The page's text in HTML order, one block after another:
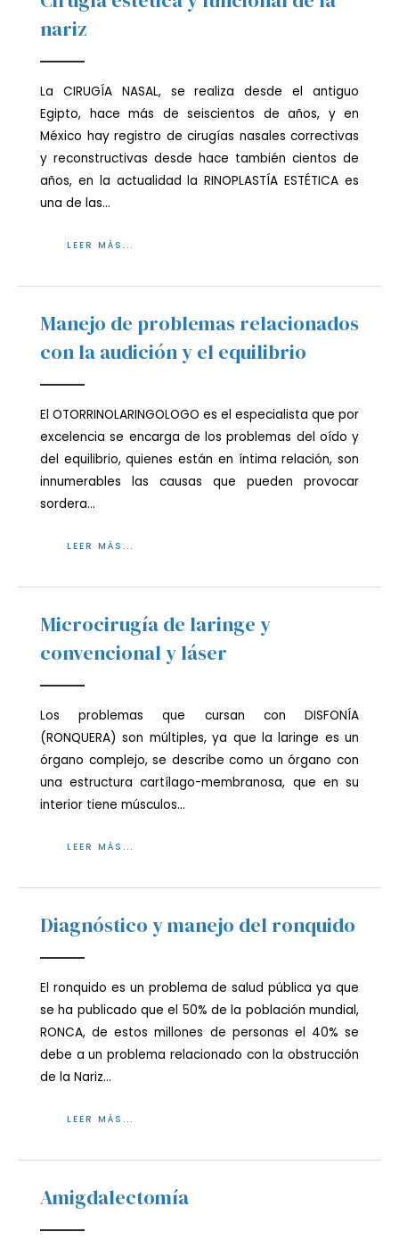
nariz
La CIRUGÍA NASAL, se realiza desde el antiguo
Egipto, hace más de seiscientos de años, y en
México hay registro de cirugías nasales correctivas
y reconstructivas desde hace también cientos de
años, en la actualidad la RINOPLASTÍA ESTÉTICA es
una de las…
LEER MÁS...
Manejo de problemas relacionados
con la audición y el equilibrio
El OTORRINOLARINGOLOGO es el especialista que por
excelencia se encarga de los problemas del oído y
del equilibrio, quienes están en íntima relación, son
innumerables las causas que pueden provocar
sordera…
LEER MÁS...
Microcirugía de laringe y
convencional y láser
Los problemas que cursan con DISFONÍA
(RONQUERA) son múltiples, ya que la laringe es un
órgano complejo, se describe como un órgano con
una estructura cartílago-membranosa, que en su
interior tiene músculos…
LEER MÁS...
Diagnóstico y manejo del ronquido
El ronquido es un problema de salud pública ya que
se ha publicado que el 50% de la población mundial,
RONCA, de estos millones de personas el 40% se
debe a un problema relacionado con la obstrucción
de la Nariz…
LEER MÁS...
Amigdalectomía